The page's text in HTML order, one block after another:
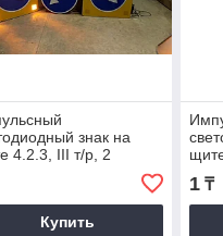
знак на
4.2.3, III т/р, 2
Купить
1 ₸